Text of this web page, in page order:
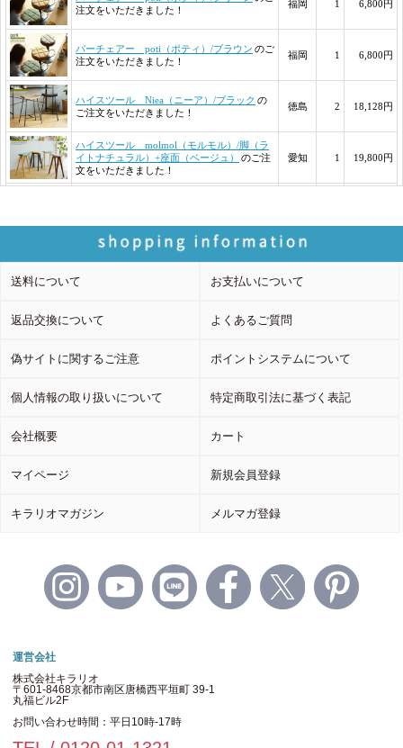
送料について お支払いについて
返品交換について よくあるご質問
偽サイトに関するご注意 ポイントシステムについて
個人情報の取り扱いについて 特定商取引法に基づく表記
会社概要 カート
マイページ 新規会員登録
キラリオマガジン メルマガ登録
運営会社
株式会社キラリオ
〒601-8468京都市南区唐橋西平垣町 39-1
丸福ビル2F
お問い合わせ時間：平日10時-17時